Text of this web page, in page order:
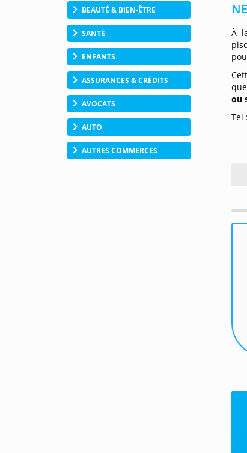
BEAUTÉ & BIEN-ÊTRE
SANTÉ
ENFANTS
ASSURANCES & CRÉDITS
AVOCATS
AUTO
AUTRES COMMERCES
À
ou